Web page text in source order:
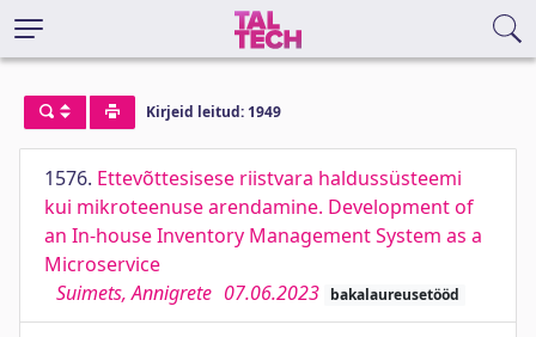
Kirjeid leitud: 1949
1576. Ettevõttesisese riistvara haldussüsteemi
kui mikroteenuse arendamine. Development of
an In-house Inventory Management System as a
Microservice
Suimets, Annigrete 07.06.2023 bakalaureusetööd